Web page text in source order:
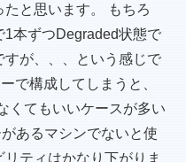
と思います。 もちろ
1本ずつDegraded状態で
が、、、という感じで
で構成してしまうと、
くてもいいケースが多い
あるマシンでないと使
ティはかなり下がりま